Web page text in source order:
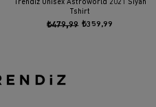
Trendiz Unisex Astroworld 2021 Siyah
Tshirt
₺359,99
₺479,99